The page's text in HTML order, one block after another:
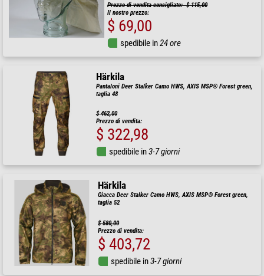
Prezzo di vendita consigliato: $ 115,00
Il nostro prezzo:
$ 69,00
spedibile in24 ore
Härkila
Pantaloni Deer Stalker Camo HWS, AXIS MSP® Forest green,
taglia 48
$ 462,00
Prezzo di vendita:
$ 322,98
spedibile in3-7 giorni
Härkila
Giacca Deer Stalker Camo HWS, AXIS MSP® Forest green,
taglia 52
$ 580,00
Prezzo di vendita:
$ 403,72
spedibile in3-7 giorni